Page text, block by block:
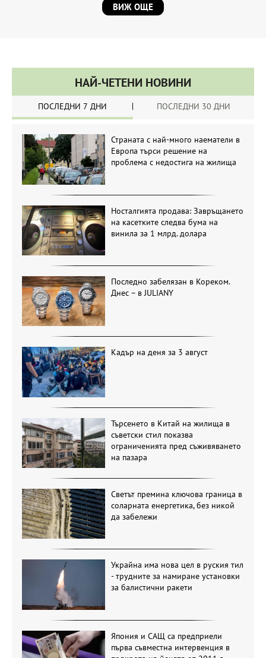
ВИЖ ОЩЕ
НАЙ-ЧЕТЕНИ НОВИНИ
ПОСЛЕДНИ 7 ДНИ ПОСЛЕДНИ 30 ДНИ
Страната с най-много наематели в
Европа търси решение на
проблема с недостига на жилища
Носталгията продава: Завръщането
на касетките следва бума на
винила за 1 млрд. долара
Последно забелязан в Кореком.
Днес – в JULIANY
Кадър на деня за 3 август
Търсенето в Китай на жилища в
съветски стил показва
ограниченията пред съживяването
на пазара
Светът премина ключова граница в
соларната енергетика, без никой
да забележи
Украйна има нова цел в руския тил
- трудните за намиране установки
за балистични ракети
Япония и САЩ са предприели
първа съвместна интервенция в